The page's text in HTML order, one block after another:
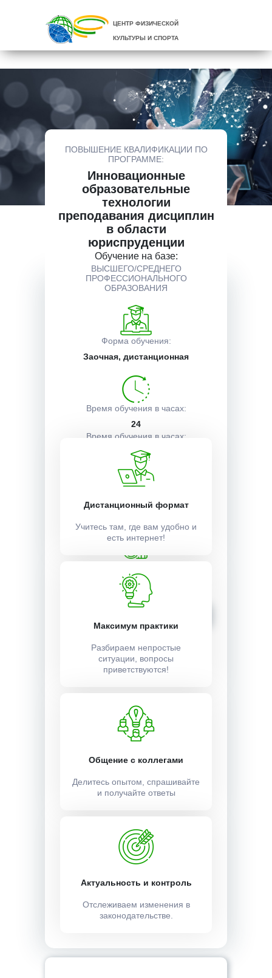
ЦЕНТР ФИЗИЧЕСКОЙ
КУЛЬТУРЫ И СПОРТА
ПОВЫШЕНИЕ КВАЛИФИКАЦИИ ПО
ПРОГРАММЕ:
Инновационные
образовательные
технологии
преподавания дисциплин
в области
юриспруденции
Обучение на базе:
ВЫСШЕГО/СРЕДНЕГО
ПРОФЕССИОНАЛЬНОГО
ОБРАЗОВАНИЯ
Форма обучения:
Заочная, дистанционная
Время обучения в часах:
24
Время обучения в часах:
1 неделя
Учебный план:
2500 ₽
Записаться
Получаемые документы
Условия поступления
Дистанционный формат
Учитесь там, где вам удобно и
есть интернет!
Максимум практики
Разбираем непростые
ситуации, вопросы
приветствуются!
Общение с коллегами
Делитесь опытом, спрашивайте
и получайте ответы
Актуальность и контроль
Отслеживаем изменения в
законодательстве.